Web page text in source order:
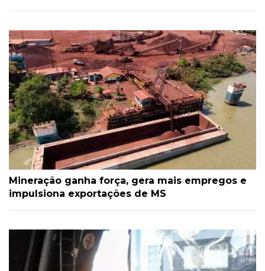
Mineração ganha força, gera mais empregos e
impulsiona exportações de MS